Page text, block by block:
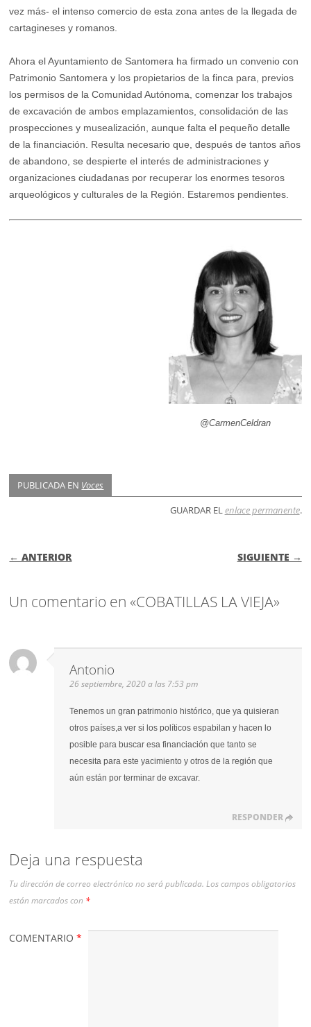
vez más- el intenso comercio de esta zona antes de la llegada de
cartagineses y romanos.
Ahora el Ayuntamiento de Santomera ha firmado un convenio con
Patrimonio Santomera y los propietarios de la finca para, previos
los permisos de la Comunidad Autónoma, comenzar los trabajos
de excavación de ambos emplazamientos, consolidación de las
prospecciones y musealización, aunque falta el pequeño detalle
de la financiación. Resulta necesario que, después de tantos años
de abandono, se despierte el interés de administraciones y
organizaciones ciudadanas por recuperar los enormes tesoros
arqueológicos y culturales de la Región. Estaremos pendientes.
@CarmenCeldran
PUBLICADA EN Voces
GUARDAR ELenlace permanente.
NAVEGACIÓN DE ENTRADAS
← ANTERIOR SIGUIENTE →
Un comentario en «COBATILLAS LA VIEJA»
Antonio
26 septiembre, 2020 a las 7:53 pm
Tenemos un gran patrimonio histórico, que ya quisieran
otros países,a ver si los políticos espabilan y hacen lo
posible para buscar esa financiación que tanto se
necesita para este yacimiento y otros de la región que
aún están por terminar de excavar.
RESPONDER
Deja una respuesta
Tu dirección de correo electrónico no será publicada. Los campos obligatorios
están marcados con *
COMENTARIO*